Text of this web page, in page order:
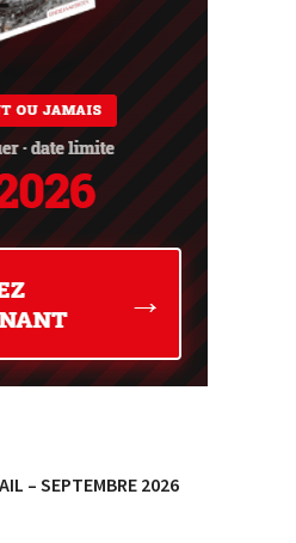
– SEPTEMBRE 2026